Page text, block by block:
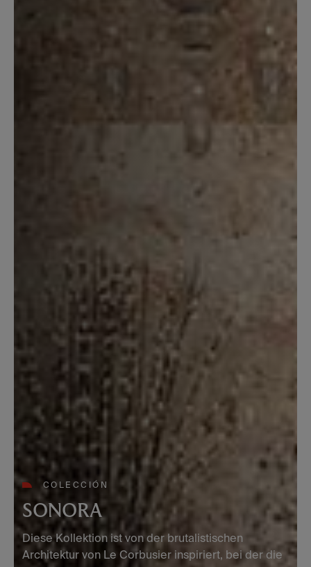
COLECCIÓN
SONORA
Diese Kollektion ist von der brutalistischen
Architektur von Le Corbusier inspiriert, bei der die